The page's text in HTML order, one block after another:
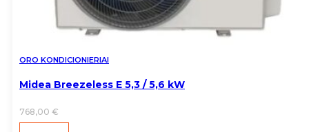
ORO KONDICIONIERIAI
Midea Breezeless E 5,3 / 5,6 kW
768,00 €